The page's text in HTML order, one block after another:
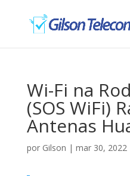
Wi-Fi na
(SOS WiFi)
Antenas
por Gilson | mar 30, 2022